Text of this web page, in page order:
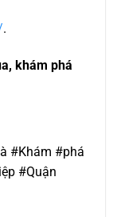
.
khám phá
#Khám #phá
#Quận